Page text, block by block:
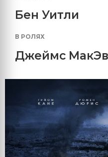
Бен Уитли
В РОЛЯХ
Джеймс